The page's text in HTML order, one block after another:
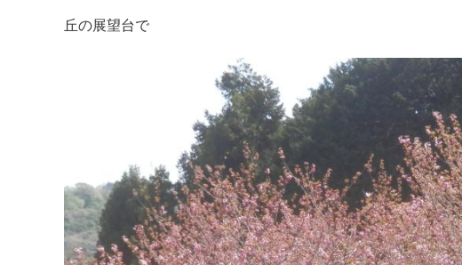
丘の展望台で